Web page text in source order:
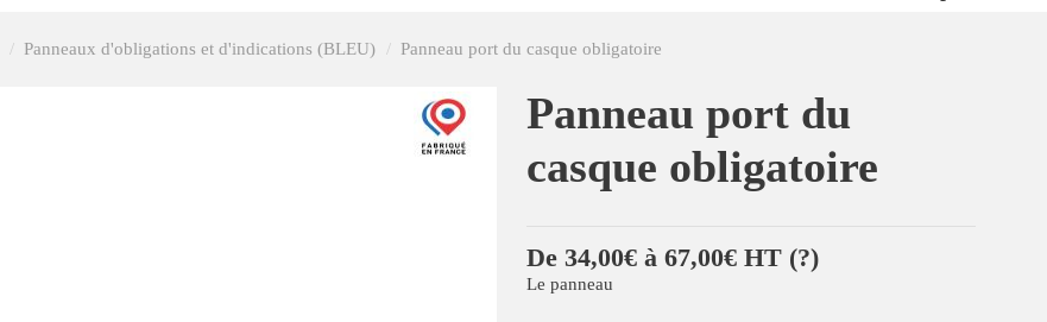
Panneaux d'obligations et d'indications (BLEU) Panneau port du casque obligatoire
Panneau port du
casque obligatoire
De 34,00€ à 67,00€ HT (?)
Le panneau